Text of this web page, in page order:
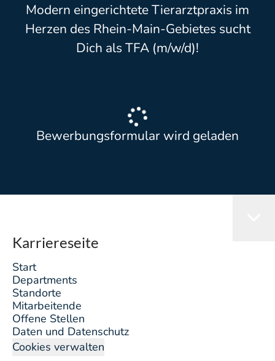
Modern eingerichtete Tierarztpraxis im
Herzen des Rhein-Main-Gebietes sucht
Dich als TFA (m/w/d)!
Bewerbungsformular wird geladen
Karriereseite
Start
Departments
Standorte
Mitarbeitende
Offene Stellen
Daten und Datenschutz
Cookies verwalten